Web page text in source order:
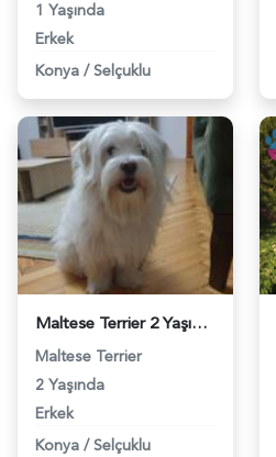
1 Yaşında
Erkek
Konya / Selçuklu
Maltese Terrier 2 Yaşında Oğluma Eş Arıyorum - 4822
Maltese Terrier
2 Yaşında
Erkek
Konya / Selçuklu